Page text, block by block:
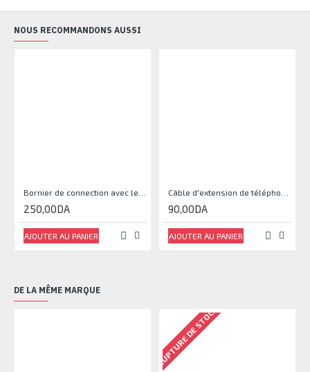
NOUS RECOMMANDONS AUSSI
250,00DA
AJOUTER AU PANIER
90,00DA
AJOUTER AU PANIER
DE LA MÊME MARQUE
RUPTURE DE STOCK